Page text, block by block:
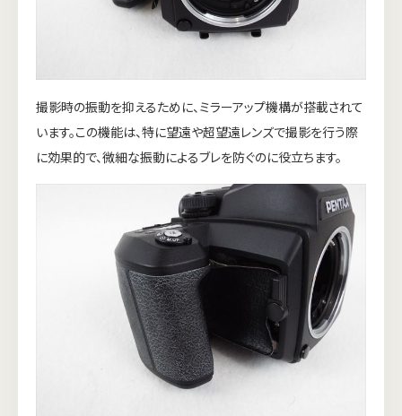
撮影時の振動を抑えるために、ミラーアップ機構が搭載されて
います。この機能は、特に望遠や超望遠レンズで撮影を行う際
に効果的で、微細な振動によるブレを防ぐのに役立ちます。